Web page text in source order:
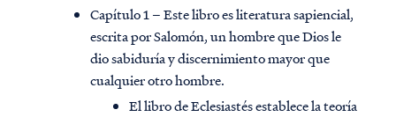
Capítulo 1 – Este libro es literatura sapiencial,
escrita por Salomón, un hombre que Dios le
dio sabiduría y discernimiento mayor que
cualquier otro hombre.
El libro de Eclesiastés establece la teoría